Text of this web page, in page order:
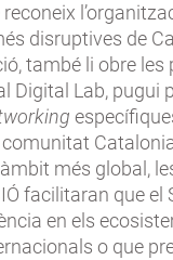
disruptives de
també li obre les
Digital Lab, pugui
més global,
facilitaran que el
en els
o que